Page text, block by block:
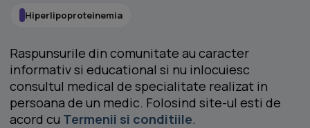
Hiperlipoproteinemia
Raspunsurile din comunitate au caracter
informativ si educational si nu inlocuiesc
consultul medical de specialitate realizat in
persoana de un medic. Folosind site-ul esti de
acord cu Termenii si conditiile.